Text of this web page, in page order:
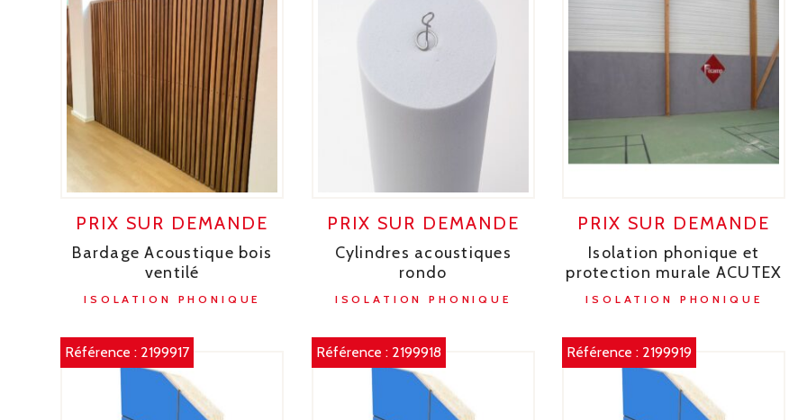
PRIX SUR DEMANDE
Bardage Acoustique bois
ventilé
ISOLATION PHONIQUE
PRIX SUR DEMANDE
Cylindres acoustiques
rondo
ISOLATION PHONIQUE
PRIX SUR DEMANDE
Isolation phonique et
protection murale ACUTEX
ISOLATION PHONIQUE
Référence : 2199917 Référence : 2199918 Référence : 2199919